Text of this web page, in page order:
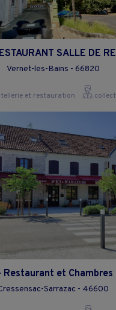
SALLE DE
Vernet-les-Bains - 66820
et restauration
Restaurant et Chambres
Sarrazac - 46600